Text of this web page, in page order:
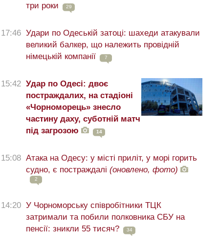
три роки
29
17:46 Удари по Одеській затоці: шахеди атакували
великий балкер, що належить провідній
німецькій компанії
7
15:42 Удар по Одесі: двоє
постраждалих, на стадіоні
«Чорноморець» знесло
частину даху, суботній матч
під загрозою
14
15:08 Атака на Одесу: у місті приліт, у морі горить
судно, є постраждалі (оновлено, фото)
2
14:20 У Чорноморську співробітники ТЦК
затримали та побили полковника СБУ на
пенсії: зникли 55 тисяч?
34